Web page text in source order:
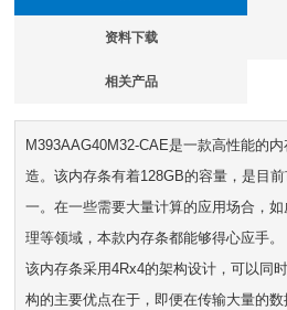
资料下载
相关产品
M393AAG40M32-CAE是一款高性能的
造。该内存条有着128GB的容量，是目
一。在一些需要大量计算的应用场合，
理等领域，本款内存条都能够得心应手。
该内存条采用4Rx4的架构设计，可以同
构的主要优点在于，即便在传输大量的